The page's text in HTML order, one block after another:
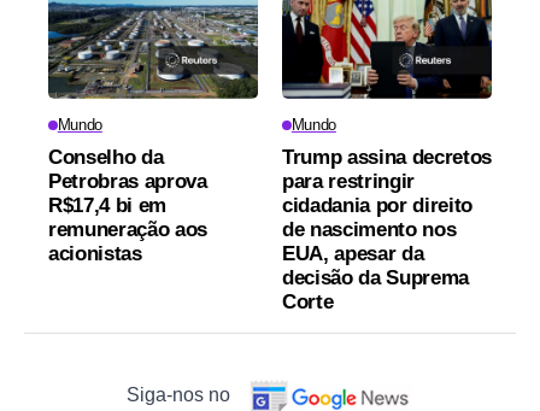
Mundo
Conselho da
Petrobras aprova
R$17,4 bi em
remuneração aos
acionistas
Mundo
Trump assina decretos
para restringir
cidadania por direito
de nascimento nos
EUA, apesar da
decisão da Suprema
Corte
Siga-nos no